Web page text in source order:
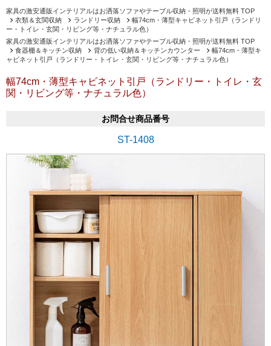
家具の激安通販インテリアルはお洒落ソファやテーブル収納・照明が送料無料 TOP
衣類＆玄関収納
ランドリー収納
幅74cm・薄型キャビネット引戸（ランドリ
ー・トイレ・玄関・リビング等・ナチュラル色）
家具の激安通販インテリアルはお洒落ソファやテーブル収納・照明が送料無料 TOP
食器棚＆キッチン収納
背の低い収納＆キッチンカウンター
幅74cm・薄型キ
ャビネット引戸（ランドリー・トイレ・玄関・リビング等・ナチュラル色）
幅74cm・薄型キャビネット引戸（ランドリー・トイレ・玄
関・リビング等・ナチュラル色）
お問合せ商品番号
ST-1408